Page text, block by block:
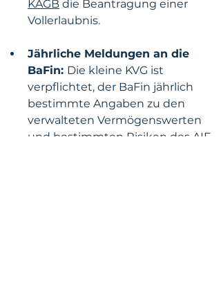
KAGB die Beantragung einer
Vollerlaubnis.
Jährliche Meldungen an die
BaFin: Die kleine KVG ist
verpflichtet, der BaFin jährlich
bestimmte Angaben zu den
verwalteten Vermögenswerten
und bestimmten Risiken des AIF